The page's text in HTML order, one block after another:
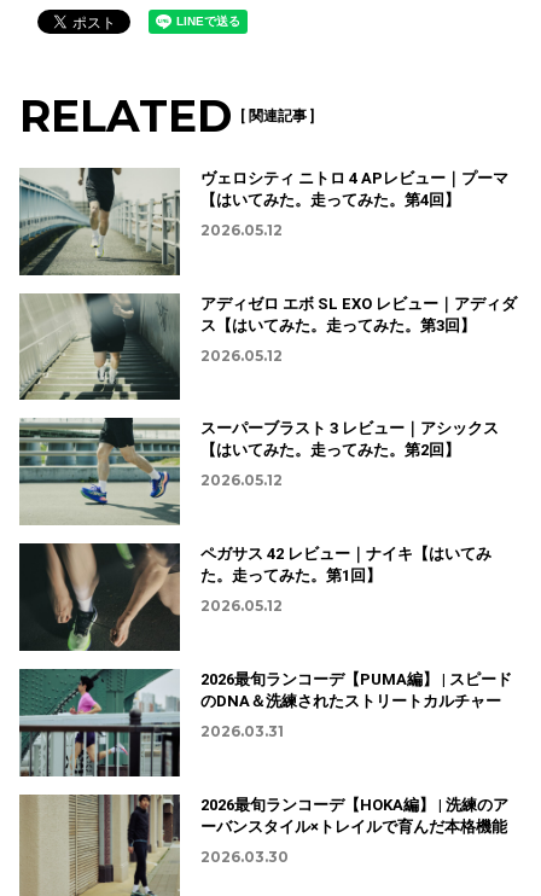
RELATED [ 関連記事 ]
ヴェロシティ ニトロ 4 APレビュー｜プーマ
【はいてみた。走ってみた。第4回】
2026.05.12
アディゼロ エボ SL EXO レビュー｜アディダ
ス【はいてみた。走ってみた。第3回】
2026.05.12
スーパーブラスト 3 レビュー｜アシックス
【はいてみた。走ってみた。第2回】
2026.05.12
ペガサス 42 レビュー｜ナイキ【はいてみ
た。走ってみた。第1回】
2026.05.12
2026最旬ランコーデ【PUMA編】 | スピード
のDNA＆洗練されたストリートカルチャー
2026.03.31
2026最旬ランコーデ【HOKA編】 | 洗練のア
ーバンスタイル×トレイルで育んだ本格機能
2026.03.30